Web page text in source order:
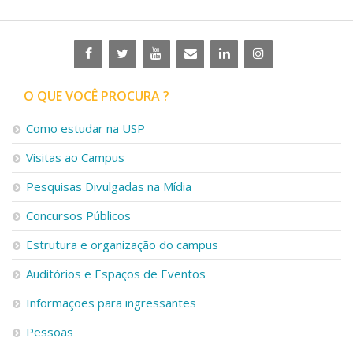
O QUE VOCÊ PROCURA ?
Como estudar na USP
Visitas ao Campus
Pesquisas Divulgadas na Mídia
Concursos Públicos
Estrutura e organização do campus
Auditórios e Espaços de Eventos
Informações para ingressantes
Pessoas